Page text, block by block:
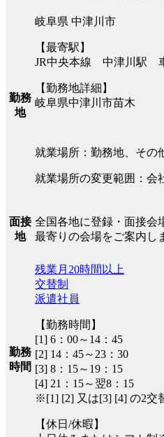
勤務
地
岐阜県 中津川市
【最寄駅】
JR中央本線 中津川駅
【勤務地詳細】
岐阜県中津川市苗木
就業場所：勤務地、その
就業場所の変更範囲：会
面接
地
全国各地に登録・面接会
最寄りの会場をご案内し
勤務
時間
残業月20時間以上
交替制
派遣社員
【勤務時間】
[1] 6：00～14：45
[2] 14：45～23：30
[3] 8：15～19：15
[4] 21：15～翌8：15
※[1] [2] 又は[3] [4] の2交
【休日/休暇】